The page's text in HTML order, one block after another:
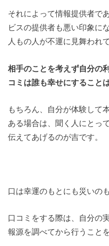
それによって情報提供者で
ビスの提供者も悪い印象に
人もの人が不運に見舞われ
相手のことを考えず自分の
コミは誰も幸せにすること
もちろん、自分が体験して
ある場合は、聞く人にとっ
伝えてあげるのが吉です。
口は幸運のもとにも災いの
口コミをする際は、自分の
報源を調べてから行うこと